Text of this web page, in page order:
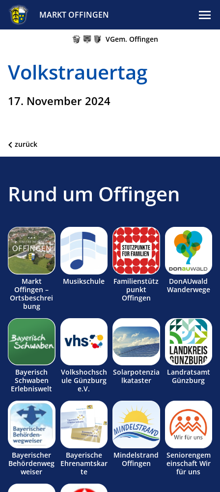
MARKT OFFINGEN
VGem. Offingen
Volkstrauertag
17. November 2024
zurück
Rund um Offingen
Markt
Offingen –
Ortsbeschrei
bung
Musikschule
Familienstütz
punkt
Offingen
DonAUwald
Wanderwege
Bayerisch
Schwaben
Erlebniswelt
Volkshochsch
ule Günzburg
e.V.
Solarpotenzia
lkataster
Landratsamt
Günzburg
Bayerischer
Behördenweg
weiser
Bayerische
Ehrenamtskar
te
Mindelstrand
Offingen
Seniorengem
einschaft Wir
für uns